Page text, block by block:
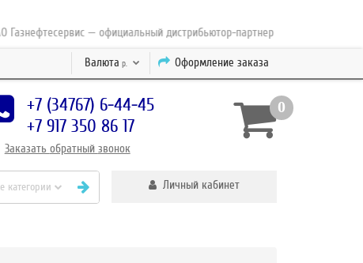
— официальный дистрибьютор-партнер концерна ESAB с 2010
Оформление заказа
Валюта р.
+7 (34767) 6-44-45
+7 917 350 86 17
Заказать обратный звонок
0
категории Личный кабинет